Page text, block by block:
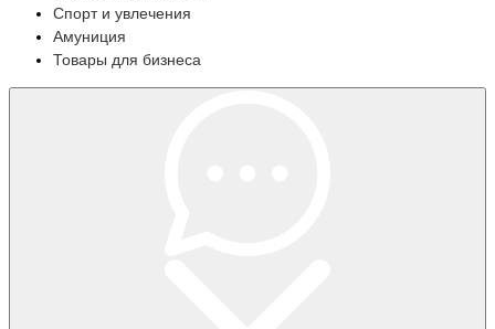
Спорт и увлечения
Амуниция
Товары для бизнеса